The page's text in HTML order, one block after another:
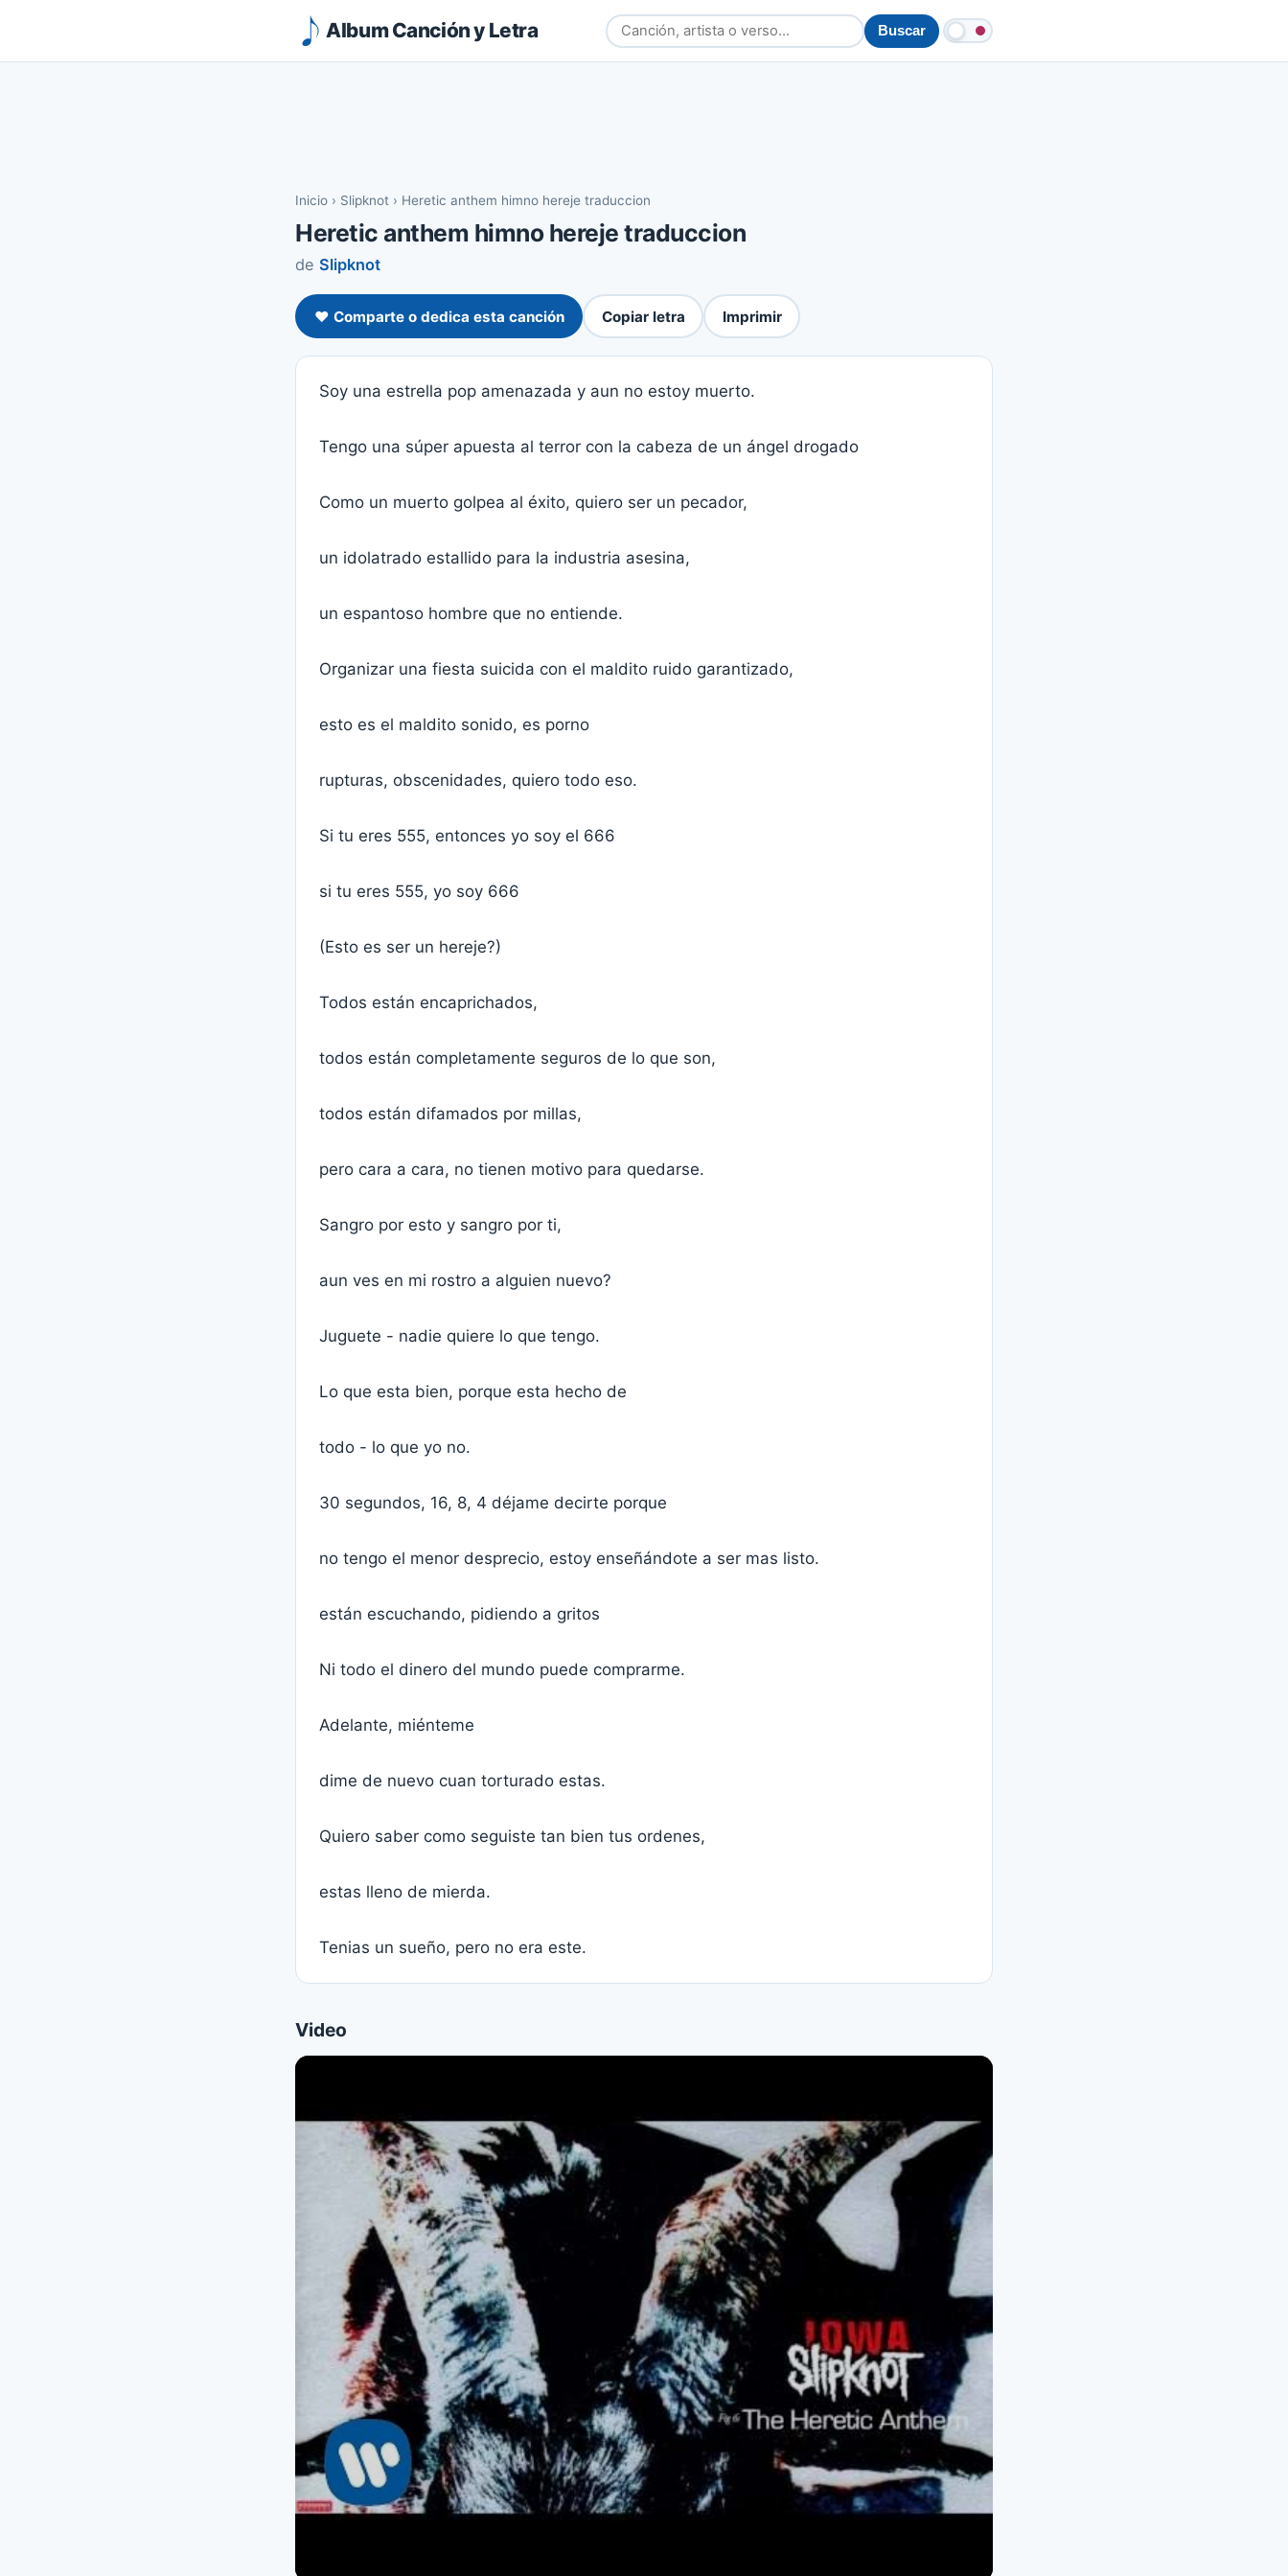
Album Canción y Letra Buscar
Inicio › Slipknot › Heretic anthem himno hereje traduccion
Heretic anthem himno hereje traduccion
de Slipknot
❤️ Comparte o dedica esta canción Copiar letra Imprimir
Soy una estrella pop amenazada y aun no estoy muerto.
Tengo una súper apuesta al terror con la cabeza de un ángel drogado
Como un muerto golpea al éxito, quiero ser un pecador,
un idolatrado estallido para la industria asesina,
un espantoso hombre que no entiende.
Organizar una fiesta suicida con el maldito ruido garantizado,
esto es el maldito sonido, es porno
rupturas, obscenidades, quiero todo eso.
Si tu eres 555, entonces yo soy el 666
si tu eres 555, yo soy 666
(Esto es ser un hereje?)
Todos están encaprichados,
todos están completamente seguros de lo que son,
todos están difamados por millas,
pero cara a cara, no tienen motivo para quedarse.
Sangro por esto y sangro por ti,
aun ves en mi rostro a alguien nuevo?
Juguete - nadie quiere lo que tengo.
Lo que esta bien, porque esta hecho de
todo - lo que yo no.
30 segundos, 16, 8, 4 déjame decirte porque
no tengo el menor desprecio, estoy enseñándote a ser mas listo.
están escuchando, pidiendo a gritos
Ni todo el dinero del mundo puede comprarme.
Adelante, miénteme
dime de nuevo cuan torturado estas.
Quiero saber como seguiste tan bien tus ordenes,
estas lleno de mierda.
Tenias un sueño, pero no era este.
Video